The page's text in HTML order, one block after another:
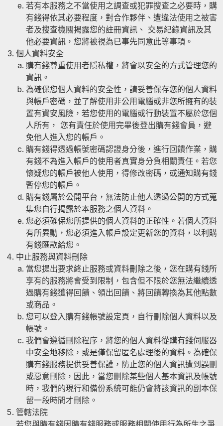
若有本服務之不當使用之調查或犯罪搜查之必要時，購
有錢得依其必要程度，對合作夥伴、遭違法使用之被害
者及搜查機關揭露您的註冊資訊、 交易紀錄資訊及其
他必要資訊，您將被視為已事先同意此等事項。
個人資料安全
購有錢尊重使用者隱私權，將會以安全的方式管理您的
資訊。
為確保您個人資料的安全性，請妥善保存您的個人資料
與帳戶密碼，並了解使用非公用電腦或非您所擁有的裝
置有資安風險，若您使用的電腦或行動裝置不屬於您個
人所有， 您有責任於使用完畢後登出購有錢會員，避
免他人進入您的帳戶。
購有錢得透過帳號密碼認證身分後，進行回饋作業，購
有錢不為進入帳戶的使用者真實身分負相關責任。若您
懷疑您的帳戶被他人使用，得修改密碼，或通知購有錢
暫停您的帳戶。
購有錢屬於公開平台，無法防止他人透過公開的方式蒐
集您自行揭露於本服務之個人資料。
您必須確保您所提供的個人資料的正確性。若個人資料
有所異動，您必須進入帳戶設定更新您的資料，以利購
有錢匯款給您。
中止服務與資料刪除
當您提出要求終止服務或資料刪除之後，您在購有錢所
享有的服務將會受到限制，包含但不限於您無法繼續透
過購有錢獲得回饋、領出回饋、將回饋轉換為其他點數
或商品。
您可以登入購有錢帳號設定頁，自行刪除個人資料以及
帳號。
我們會遵循刪除程序，將您的個人資料從購有錢伺服器
中安全地移除，或是僅保留匿名處理後的資料。為確保
購有錢服務提供妥善保護，防止您的個人資訊遭到誤刪
或惡意刪除，因此，當您刪除某些個人基本資訊及帳號
時，我們的現行和備份系統可能仍會將該資訊的副本保
留一段時間才刪除。
管轄法院
若您與購有錢因購有錢服務或服務相關使用行為所生之爭